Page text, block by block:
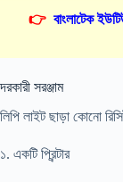
👉 বাংলাটেক
দরকারী সরঞ্জাম
লিপি লাইট ছাড়া কোনো
১. একটি প্রিন্টার